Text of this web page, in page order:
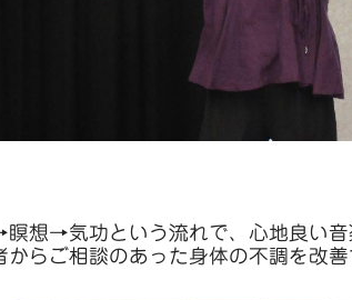
想→気功という流れで、心地良い音
からご相談のあった身体の不調を改